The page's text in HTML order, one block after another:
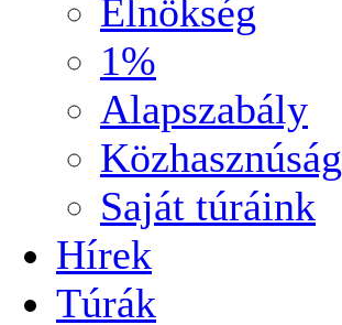
Elnökség
1%
Alapszabály
Közhasznúság
Saját túráink
Hírek
Túrák